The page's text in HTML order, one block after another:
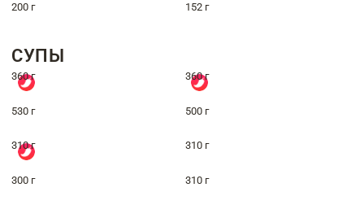
200 г 152 г
СУПЫ
360 г 360 г
530 г 500 г
310 г 310 г
300 г 310 г